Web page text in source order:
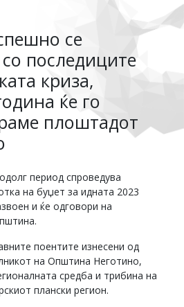
се
последиците
криза,
ќе го
плоштадот
период спроведува
на буџет за идната 2023
и ќе одговори на
поентите изнесени од
на Општина Неготино,
средба и трибина на
плански регион.